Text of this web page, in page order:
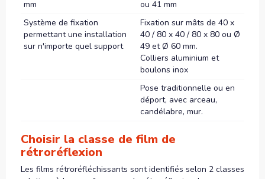
mm
ou 41 mm
Système de fixation
permettant une installation
sur n'importe quel support
Fixation sur mâts de 40 x
40 / 80 x 40 / 80 x 80 ou Ø
49 et Ø 60 mm.
Colliers aluminium et
boulons inox
Pose traditionnelle ou en
déport, avec arceau,
candélabre, mur.
Choisir la classe de film de
rétroréflexion
Les films rétroréfléchissants sont identifiés selon 2 classes